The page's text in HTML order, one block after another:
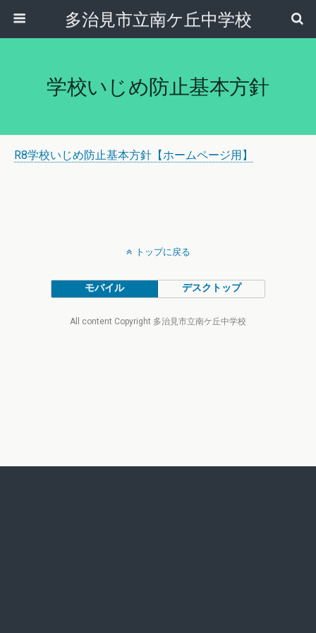
多治見市立南ケ丘中学校
学校いじめ防止基本方針
R8学校いじめ防止基本方針【ホームページ用】
トップに戻る
モバイル デスクトップ
All content Copyright 多治見市立南ケ丘中学校